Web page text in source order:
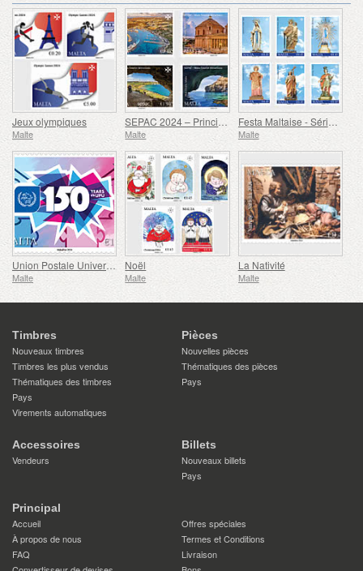
Jeux olympiques
Malte
SEPAC 2024 – Principales Attractions Touristiques
Malte
Festa Maltaise - Série VIII
Malte
Union Postale Universelle - 150e Anniversaire
Malte
Noël
Malte
La Nativité
Malte
Timbres
Nouveaux timbres
Timbres les plus vendus
Thématiques des timbres
Pays
Virements automatiques
Pièces
Nouvelles pièces
Thématiques des pièces
Pays
Accessoires
Vendeurs
Billets
Nouveaux billets
Pays
Principal
Accueil
Offres spéciales
À propos de nous
Termes et Conditions
FAQ
Livraison